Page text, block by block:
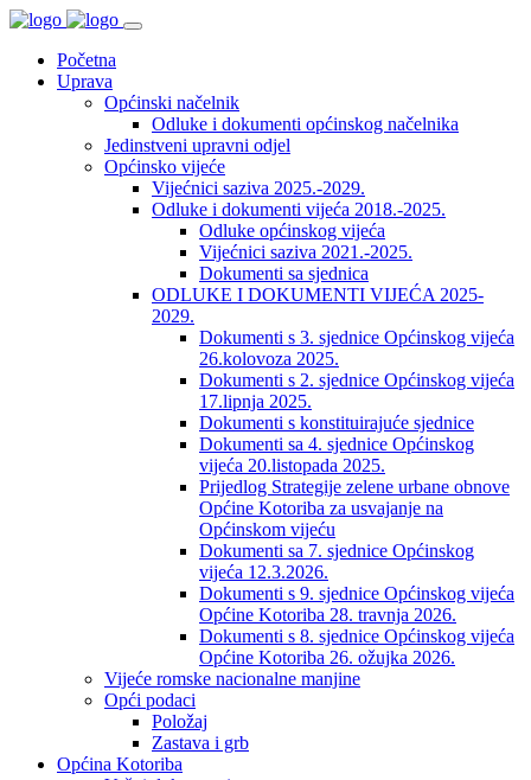
Početna
Uprava
Općinski načelnik
Odluke i dokumenti općinskog načelnika
Jedinstveni upravni odjel
Općinsko vijeće
Vijećnici saziva 2025.-2029.
Odluke i dokumenti vijeća 2018.-2025.
Odluke općinskog vijeća
Vijećnici saziva 2021.-2025.
Dokumenti sa sjednica
ODLUKE I DOKUMENTI VIJEĆA 2025-
2029.
Dokumenti s 3. sjednice Općinskog vijeća
26.kolovoza 2025.
Dokumenti s 2. sjednice Općinskog vijeća
17.lipnja 2025.
Dokumenti s konstituirajuće sjednice
Dokumenti sa 4. sjednice Općinskog
vijeća 20.listopada 2025.
Prijedlog Strategije zelene urbane obnove
Općine Kotoriba za usvajanje na
Općinskom vijeću
Dokumenti sa 7. sjednice Općinskog
vijeća 12.3.2026.
Dokumenti s 9. sjednice Općinskog vijeća
Općine Kotoriba 28. travnja 2026.
Dokumenti s 8. sjednice Općinskog vijeća
Općine Kotoriba 26. ožujka 2026.
Vijeće romske nacionalne manjine
Opći podaci
Položaj
Zastava i grb
Općina Kotoriba